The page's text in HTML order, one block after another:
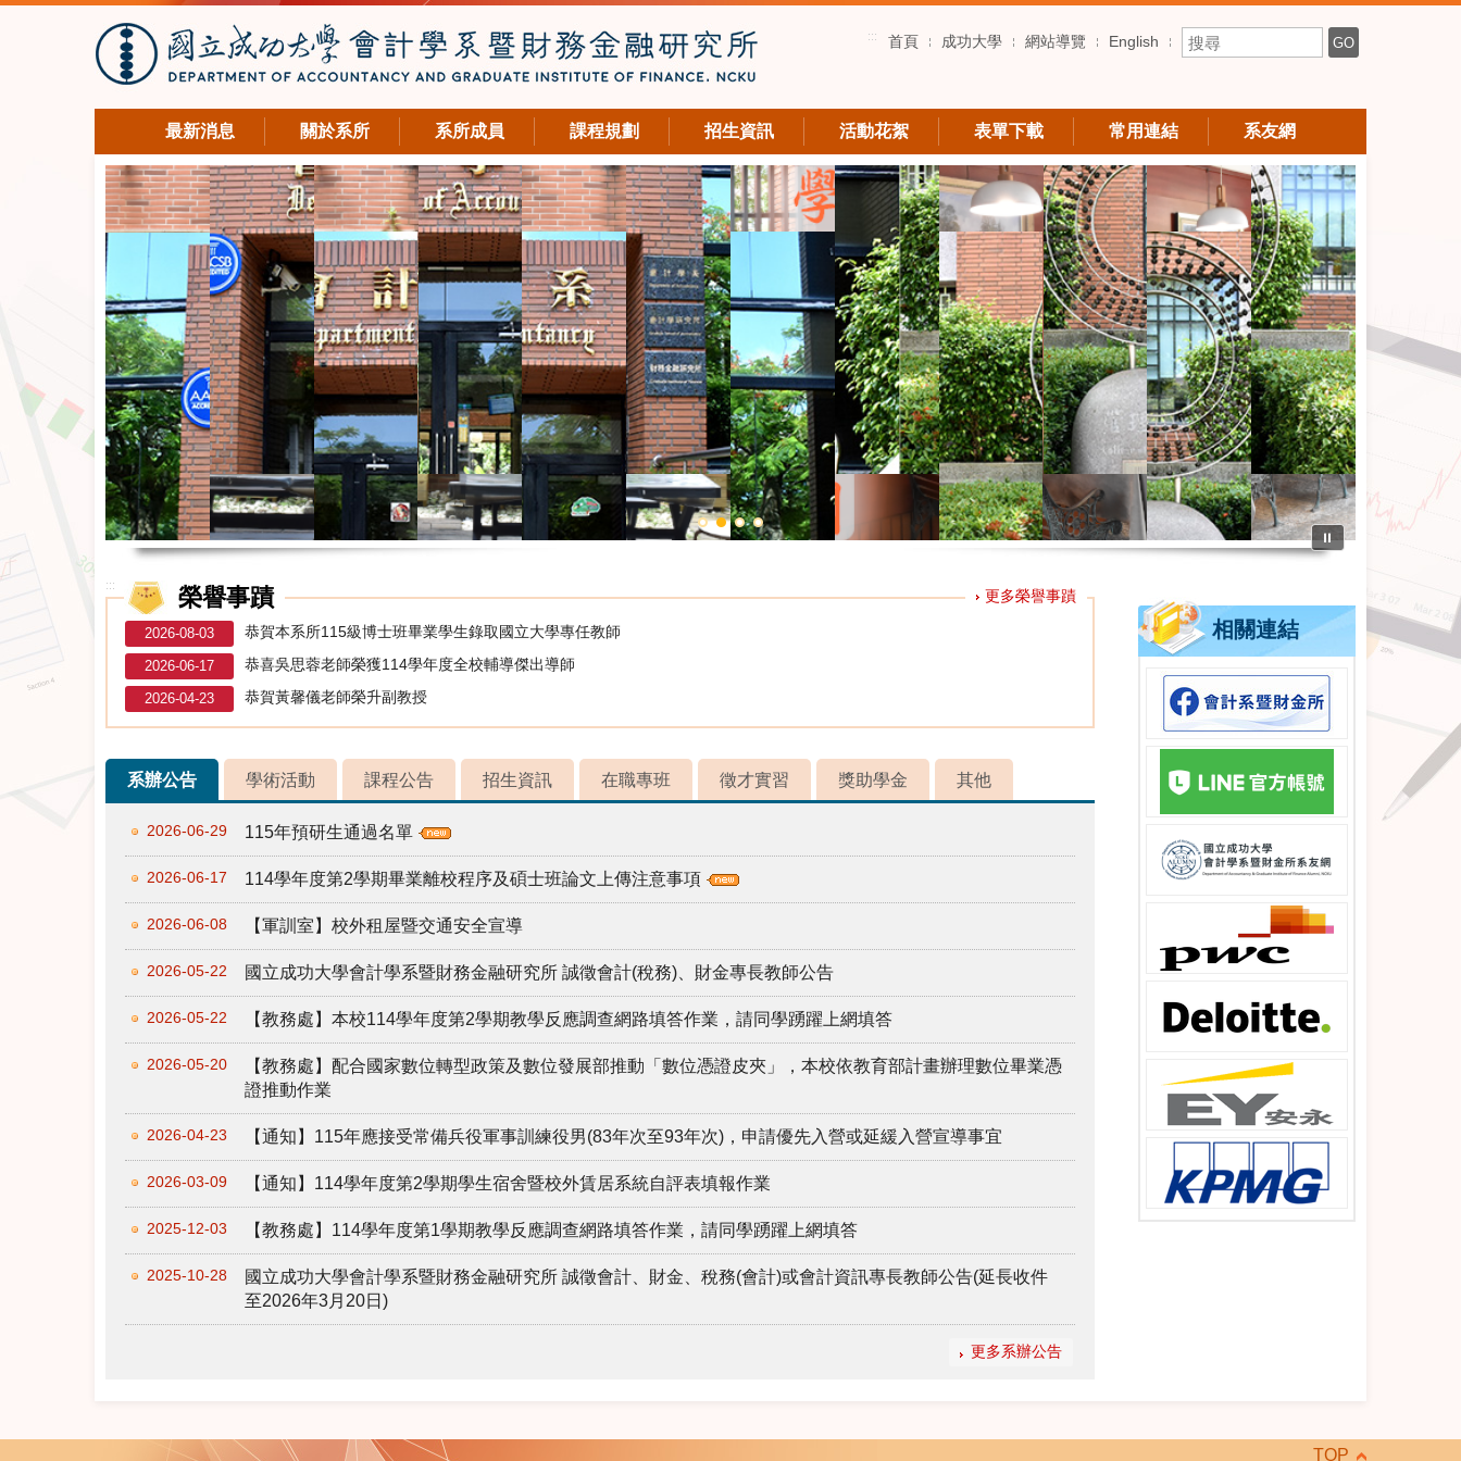
::: 首頁 成功大學 網站導覽 English 搜尋關鍵字 GO
最新消息 關於系所 系所成員 課程規劃 招生資訊 活動花絮 表單下載 常用連結 系友網
⏸
::: 榮譽事蹟 更多榮譽事蹟
2026-08-03 恭賀本系所115級博士班畢業學生錄取國立大學專任教師
2026-06-17 恭喜吳思蓉老師榮獲114學年度全校輔導傑出導師
2026-04-23 恭賀黃馨儀老師榮升副教授
系辦公告 學術活動 課程公告 招生資訊 在職專班 徵才實習 獎助學金 其他
2026-06-29 115年預研生通過名單
2026-06-17 114學年度第2學期畢業離校程序及碩士班論文上傳注意事項
2026-06-08 【軍訓室】校外租屋暨交通安全宣導
2026-05-22 國立成功大學會計學系暨財務金融研究所 誠徵會計(稅務)、財金專長教師公告
2026-05-22 【教務處】本校114學年度第2學期教學反應調查網路填答作業，請同學踴躍上網填答
2026-05-20
【教務處】配合國家數位轉型政策及數位發展部推動「數位憑證皮夾」，本校依教育部計畫辦理數位畢業憑
證推動作業
2026-04-23 【通知】115年應接受常備兵役軍事訓練役男(83年次至93年次)，申請優先入營或延緩入營宣導事宜
2026-03-09 【通知】114學年度第2學期學生宿舍暨校外賃居系統自評表填報作業
2025-12-03 【教務處】114學年度第1學期教學反應調查網路填答作業，請同學踴躍上網填答
2025-10-28
國立成功大學會計學系暨財務金融研究所 誠徵會計、財金、稅務(會計)或會計資訊專長教師公告(延長收件
至2026年3月20日)
更多系辦公告
相關連結
TOP